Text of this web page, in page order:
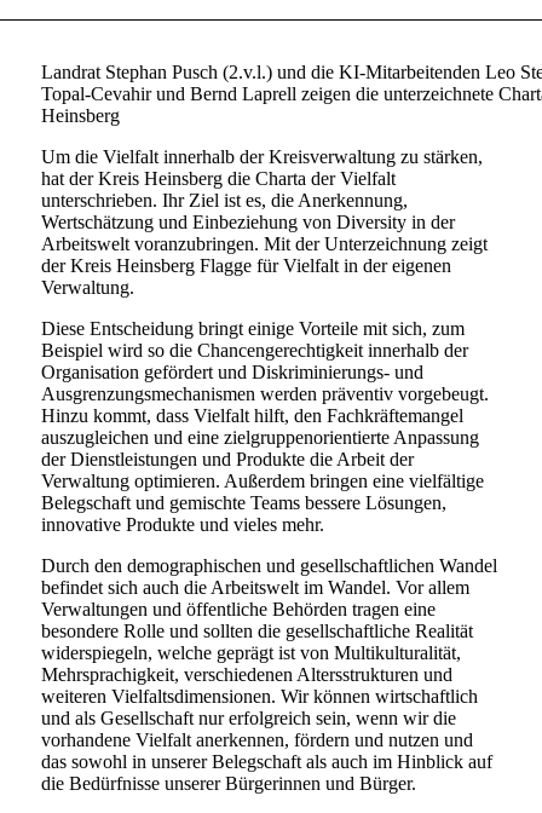
Landrat Stephan Pusch (2.v.l.) und die KI-Mitarbeitenden Leo
Topal-Cevahir und Bernd Laprell zeigen die unterzeichnete
Heinsberg
Um die Vielfalt innerhalb der Kreisverwaltung zu stärken,
hat der Kreis Heinsberg die Charta der Vielfalt
unterschrieben. Ihr Ziel ist es, die Anerkennung,
Wertschätzung und Einbeziehung von Diversity in der
Arbeitswelt voranzubringen. Mit der Unterzeichnung zeigt
der Kreis Heinsberg Flagge für Vielfalt in der eigenen
Verwaltung.
Diese Entscheidung bringt einige Vorteile mit sich, zum
Beispiel wird so die Chancengerechtigkeit innerhalb der
Organisation gefördert und Diskriminierungs- und
Ausgrenzungsmechanismen werden präventiv vorgebeugt.
Hinzu kommt, dass Vielfalt hilft, den Fachkräftemangel
auszugleichen und eine zielgruppenorientierte Anpassung
der Dienstleistungen und Produkte die Arbeit der
Verwaltung optimieren. Außerdem bringen eine vielfältige
Belegschaft und gemischte Teams bessere Lösungen,
innovative Produkte und vieles mehr.
Durch den demographischen und gesellschaftlichen Wandel
befindet sich auch die Arbeitswelt im Wandel. Vor allem
Verwaltungen und öffentliche Behörden tragen eine
besondere Rolle und sollten die gesellschaftliche Realität
widerspiegeln, welche geprägt ist von Multikulturalität,
Mehrsprachigkeit, verschiedenen Altersstrukturen und
weiteren Vielfaltsdimensionen. Wir können wirtschaftlich
und als Gesellschaft nur erfolgreich sein, wenn wir die
vorhandene Vielfalt anerkennen, fördern und nutzen und
das sowohl in unserer Belegschaft als auch im Hinblick auf
die Bedürfnisse unserer Bürgerinnen und Bürger.